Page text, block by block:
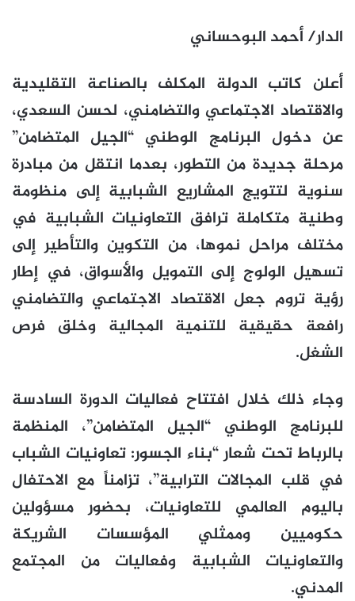
الدار/ أحمد البوحساني
أعلن كاتب الدولة المكلف بالصناعة التقليدية
والاقتصاد الاجتماعي والتضامني، لحسن السعدي،
عن دخول البرنامج الوطني “الجيل المتضامن”
مرحلة جديدة من التطور، بعدما انتقل من مبادرة
سنوية لتتويج المشاريع الشبابية إلى منظومة
وطنية متكاملة ترافق التعاونيات الشبابية في
مختلف مراحل نموها، من التكوين والتأطير إلى
تسهيل الولوج إلى التمويل والأسواق، في إطار
رؤية تروم جعل الاقتصاد الاجتماعي والتضامني
رافعة حقيقية للتنمية المجالية وخلق فرص
الشغل.
وجاء ذلك خلال افتتاح فعاليات الدورة السادسة
للبرنامج الوطني “الجيل المتضامن”، المنظمة
بالرباط تحت شعار “بناء الجسور: تعاونيات الشباب
في قلب المجالات الترابية”، تزامناً مع الاحتفال
باليوم العالمي للتعاونيات، بحضور مسؤولين
حكوميين وممثلي المؤسسات الشريكة
والتعاونيات الشبابية وفعاليات من المجتمع
المدني.